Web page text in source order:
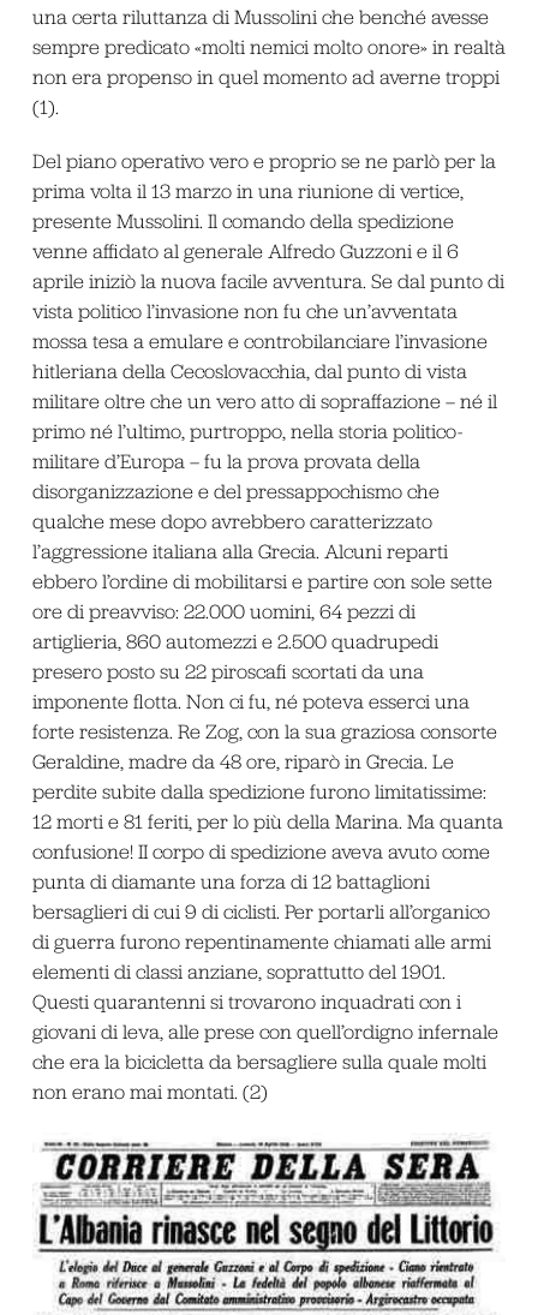
una certa riluttanza di Mussolini che benché avesse
sempre predicato «molti nemici molto onore» in realtà
non era propenso in quel momento ad averne troppi
(1).
Del piano operativo vero e proprio se ne parlò per la
prima volta il 13 marzo in una riunione di vertice,
presente Mussolini. Il comando della spedizione
venne affidato al generale Alfredo Guzzoni e il 6
aprile iniziò la nuova facile avventura. Se dal punto di
vista politico l’invasione non fu che un’avventata
mossa tesa a emulare e controbilanciare l’invasione
hitleriana della Cecoslovacchia, dal punto di vista
militare oltre che un vero atto di sopraffazione – né il
primo né l’ultimo, purtroppo, nella storia politico-
militare d’Europa – fu la prova provata della
disorganizzazione e del pressappochismo che
qualche mese dopo avrebbero caratterizzato
l’aggressione italiana alla Grecia. Alcuni reparti
ebbero l’ordine di mobilitarsi e partire con sole sette
ore di preavviso: 22.000 uomini, 64 pezzi di
artiglieria, 860 automezzi e 2.500 quadrupedi
presero posto su 22 piroscafi scortati da una
imponente flotta. Non ci fu, né poteva esserci una
forte resistenza. Re Zog, con la sua graziosa consorte
Geraldine, madre da 48 ore, riparò in Grecia. Le
perdite subite dalla spedizione furono limitatissime:
12 morti e 81 feriti, per lo più della Marina. Ma quanta
confusione! II corpo di spedizione aveva avuto come
punta di diamante una forza di 12 battaglioni
bersaglieri di cui 9 di ciclisti. Per portarli all’organico
di guerra furono repentinamente chiamati alle armi
elementi di classi anziane, soprattutto del 1901.
Questi quarantenni si trovarono inquadrati con i
giovani di leva, alle prese con quell’ordigno infernale
che era la bicicletta da bersagliere sulla quale molti
non erano mai montati. (2)